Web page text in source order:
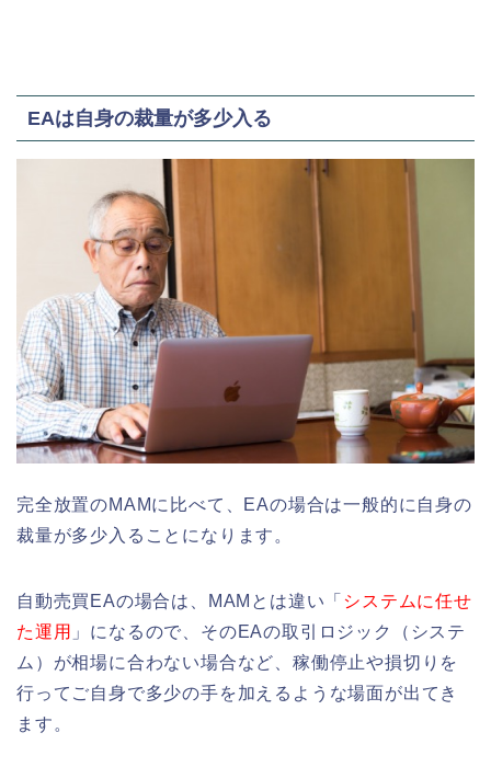
EAは自身の裁量が多少入る
完全放置のMAMに比べて、EAの場合は一般的に自身の
裁量が多少入ることになります。
自動売買EAの場合は、MAMとは違い「 システムに任せ
た運用 」になるので、そのEAの取引ロジック（システ
ム）が相場に合わない場合など、稼働停止や損切りを
行ってご自身で多少の手を加えるような場面が出てき
ます。